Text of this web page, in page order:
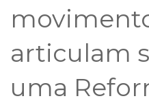
articulam
uma